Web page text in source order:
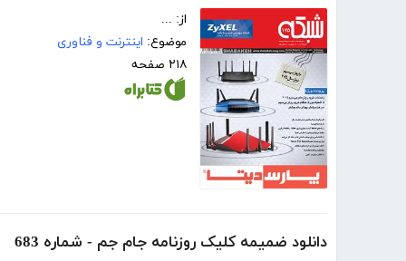
از: ...
موضوع: اینترنت و فناوری
۲۱۸ صفحه
دانلود ضمیمه کلیک روزنامه جام جم - شماره 683